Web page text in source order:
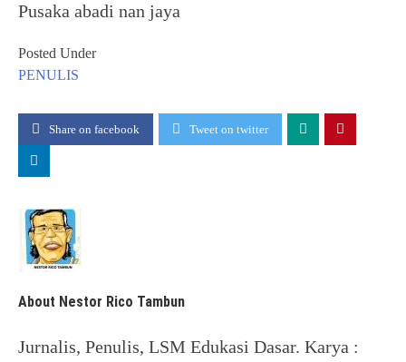
Pusaka abadi nan jaya
Posted Under
PENULIS
Share on facebook Tweet on twitter
About Nestor Rico Tambun
Jurnalis, Penulis, LSM Edukasi Dasar. Karya :